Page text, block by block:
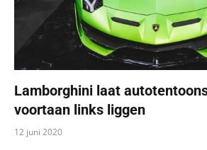
Lamborghini laat
voortaan links liggen
12 juni 2020